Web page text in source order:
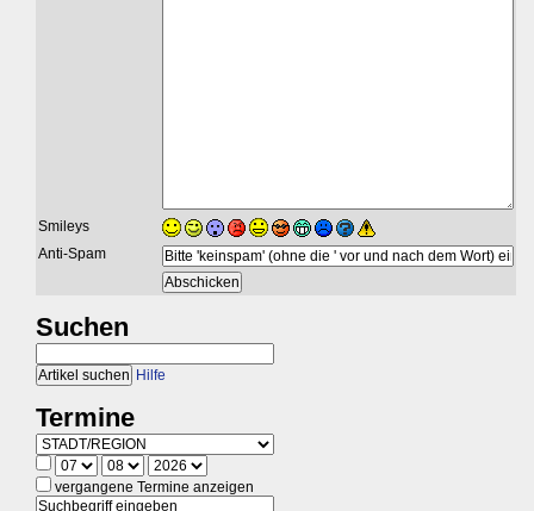
Smileys
Anti-Spam
Suchen
Hilfe
Termine
vergangene Termine anzeigen